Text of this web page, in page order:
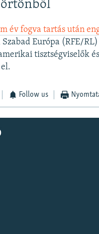
év fogva tartás után
Szabad Európa (RFE/
tisztségviselők
Follow us